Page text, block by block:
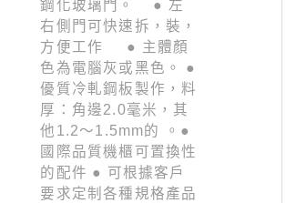
鋼化玻璃門。 ● 左
右側門可快速拆，裝，
方便工作 ● 主體顏
色為電腦灰或黑色。 ●
優質冷軋鋼板製作，料
厚：角邊2.0毫米，其
他1.2〜1.5mm的 。●
國際品質機櫃可置換性
的配件 ● 可根據客戶
要求定制各種規格產品